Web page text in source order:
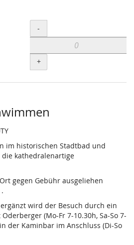
Menge
-
+
im historischen Stadtbad und
die kathedralenartige
gegen Gebühr ausgeliehen
wird der Besuch durch ein
(Mo-Fr 7-10.30h, Sa-So 7-
der Kaminbar im Anschluss (Di-So